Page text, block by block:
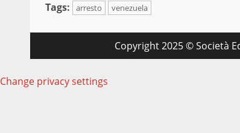
Tags:
arresto venezuela
Copyright 2025 © Società
Change privacy settings